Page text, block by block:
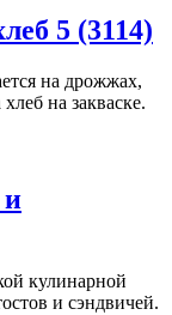
5 (3114)
на дрожжах,
на закваске.
и
кулинарной
и сэндвичей.